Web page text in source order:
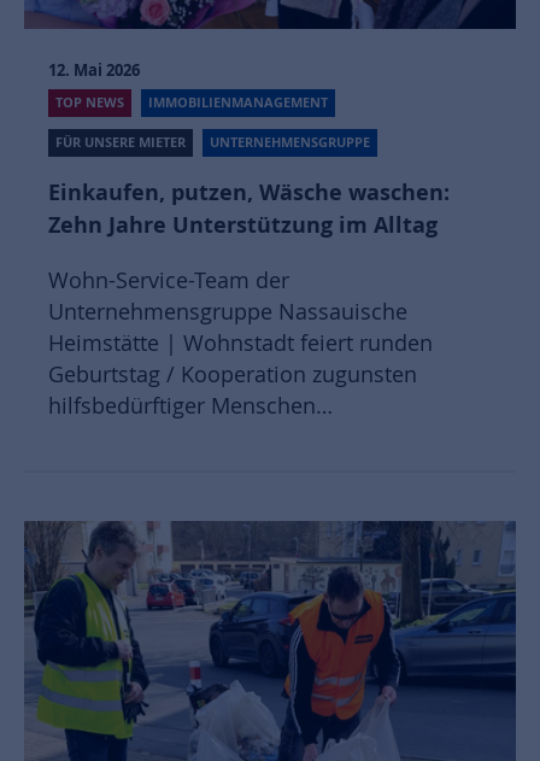
12. Mai 2026
TOP NEWS IMMOBILIENMANAGEMENT
FÜR UNSERE MIETER UNTERNEHMENSGRUPPE
Einkaufen, putzen, Wäsche waschen:
Zehn Jahre Unterstützung im Alltag
Wohn-Service-Team der
Unternehmensgruppe Nassauische
Heimstätte | Wohnstadt feiert runden
Geburtstag / Kooperation zugunsten
hilfsbedürftiger Menschen…